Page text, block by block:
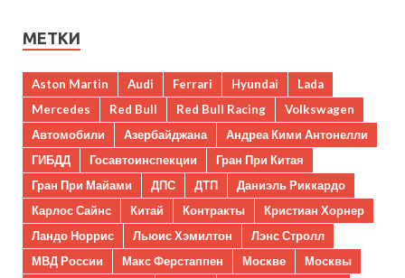
МЕТКИ
Aston Martin Audi Ferrari Hyundai
Lada
Mercedes
Red Bull Red Bull Racing
Volkswagen
Автомобили
Азербайджана
Андреа Кими Антонелли
ГИБДД
Госавтоинспекции
Гран При Китая
Гран При Майами
ДПС ДТП
Даниэль Риккардо
Карлос Сайнс
Китай Контракты
Кристиан Хорнер
Ландо Норрис
Льюис Хэмилтон
Лэнс Стролл
МВД России
Макс Ферстаппен Москве
Москвы